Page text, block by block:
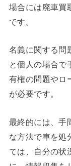
場合には廃車買
です。
名義に関する問
と個人の場合で
有権の問題やロ
が必要です。
最終的には、手
な方法で車を処
ては、自分の状